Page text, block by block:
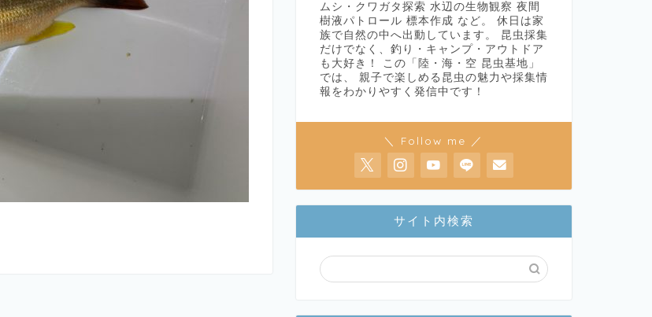
ムシ・クワガタ探索 水辺の生物観察 夜間
樹液パトロール 標本作成 など。 休日は家
族で自然の中へ出動しています。 昆虫採集
だけでなく、釣り・キャンプ・アウトドア
も大好き！ この「陸・海・空 昆虫基地」
では、 親子で楽しめる昆虫の魅力や採集情
報をわかりやすく発信中です！
＼ Follow me ／
サイト内検索